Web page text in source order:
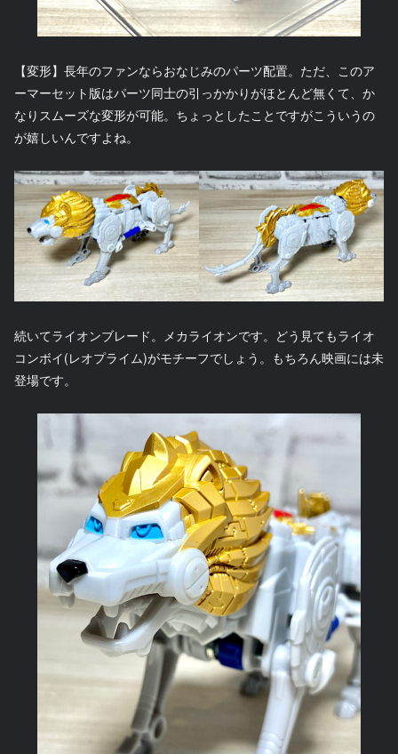
【変形】長年のファンならおなじみのパーツ配置。ただ、このア
ーマーセット版はパーツ同士の引っかかりがほとんど無くて、か
なりスムーズな変形が可能。ちょっとしたことですがこういうの
が嬉しいんですよね。
続いてライオンブレード。メカライオンです。どう見てもライオ
コンボイ(レオプライム)がモチーフでしょう。もちろん映画には未
登場です。